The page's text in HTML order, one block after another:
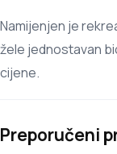
Namijenjen je
žele jednostavan
cijene.
Preporučeni